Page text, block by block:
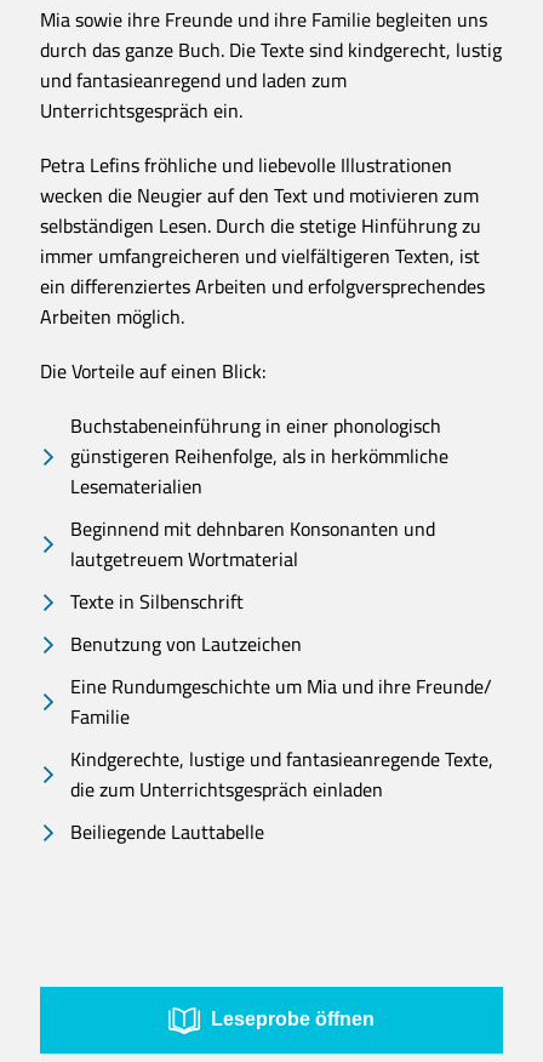
Mia sowie ihre Freunde und ihre Familie begleiten uns
durch das ganze Buch. Die Texte sind kindgerecht, lustig
und fantasieanregend und laden zum
Unterrichtsgespräch ein.
Petra Lefins fröhliche und liebevolle Illustrationen
wecken die Neugier auf den Text und motivieren zum
selbständigen Lesen. Durch die stetige Hinführung zu
immer umfangreicheren und vielfältigeren Texten, ist
ein differenziertes Arbeiten und erfolgversprechendes
Arbeiten möglich.
Die Vorteile auf einen Blick:
Buchstabeneinführung in einer phonologisch
günstigeren Reihenfolge, als in herkömmliche
Lesematerialien
Beginnend mit dehnbaren Konsonanten und
lautgetreuem Wortmaterial
Texte in Silbenschrift
Benutzung von Lautzeichen
Eine Rundumgeschichte um Mia und ihre Freunde/
Familie
Kindgerechte, lustige und fantasieanregende Texte,
die zum Unterrichtsgespräch einladen
Beiliegende Lauttabelle
Leseprobe öffnen